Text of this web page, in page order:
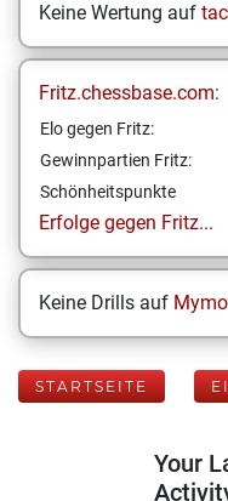
Keine Wertung auf
Fritz.chessbase.com:
Elo gegen Fritz:
Gewinnpartien Fritz:
Schönheitspunkte
Erfolge gegen Fritz...
Keine Drills auf
STARTSEITE
Your